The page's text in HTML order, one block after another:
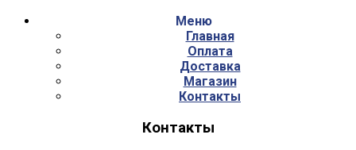
Меню
Главная
Оплата
Доставка
Магазин
Контакты
Контакты